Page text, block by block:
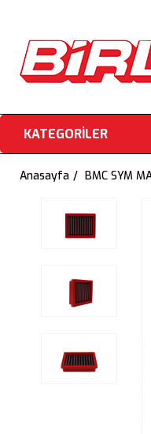
KATEGORİLER
Anasayfa BMC SYM